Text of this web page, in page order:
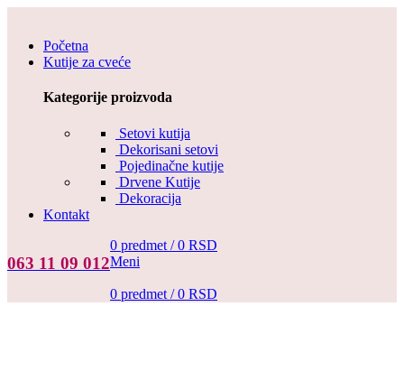
Početna
Kutije za cveće
Kategorije proizvoda
Setovi kutija
Dekorisani setovi
Pojedinačne kutije
Drvene Kutije
Dekoracija
Kontakt
063 11 09 012
0 predmet / 0 RSD
Meni
0 predmet / 0 RSD